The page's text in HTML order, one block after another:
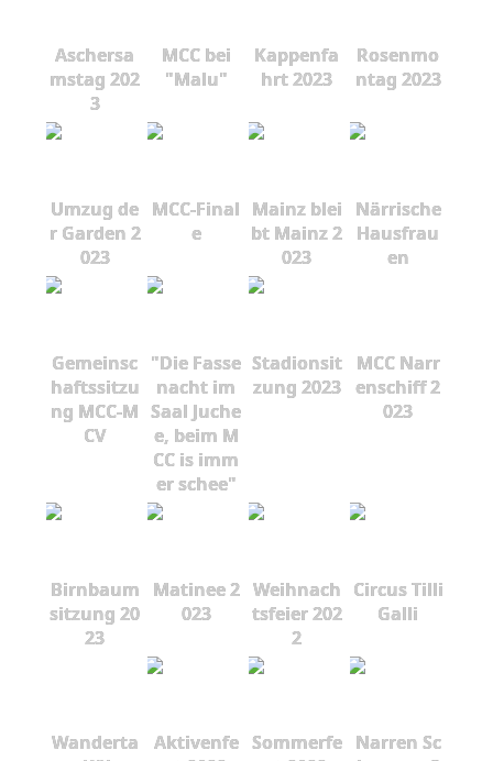
Aschersa
mstag 202
3
MCC bei
"Malu"
Kappenfa
hrt 2023
Rosenmo
ntag 2023
Umzug de
r Garden 2
023
MCC-Final
e
Mainz blei
bt Mainz 2
023
Närrische
Hausfrau
en
Gemeinsc
haftssitzu
ng MCC-M
CV
"Die Fasse
nacht im
Saal Juche
e, beim M
CC is imm
er schee"
Stadionsit
zung 2023
MCC Narr
enschiff 2
023
Birnbaum
sitzung 20
23
Matinee 2
023
Weihnach
tsfeier 202
2
Circus Tilli
Galli
Wanderta
Aktivenfe Sommerfe Narren Sc